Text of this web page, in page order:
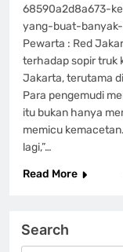
68590a2d8a673-
yang-buat-
Pewarta : Red
terhadap sopir truk
Jakarta, terutama
Para pengemudi
itu bukan hanya
memicu
lagi,”…
Read More
Search